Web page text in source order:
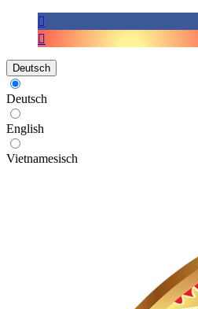
Deutsch
Deutsch
English
Vietnamesisch